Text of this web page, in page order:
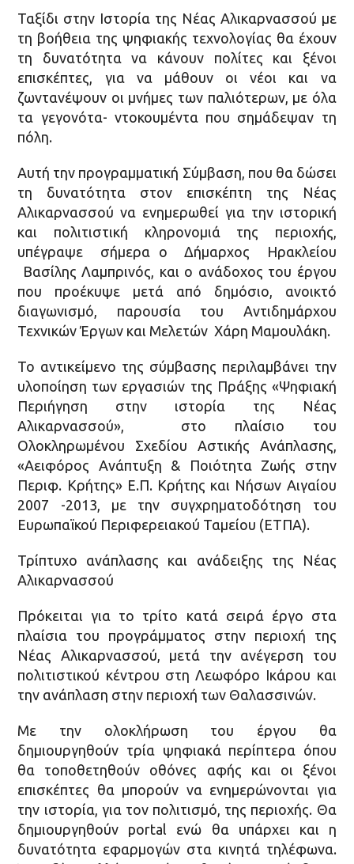
Ταξίδι στην Ιστορία της Νέας Αλικαρνασσού με
τη βοήθεια της ψηφιακής τεχνολογίας θα έχουν
τη δυνατότητα να κάνουν πολίτες και ξένοι
επισκέπτες, για να μάθουν οι νέοι και να
ζωντανέψουν οι μνήμες των παλιότερων, με όλα
τα γεγονότα- ντοκουμέντα που σημάδεψαν τη
πόλη.
Αυτή την προγραμματική Σύμβαση, που θα δώσει
τη δυνατότητα στον επισκέπτη της Νέας
Αλικαρνασσού να ενημερωθεί για την ιστορική
και πολιτιστική κληρονομιά της περιοχής,
υπέγραψε σήμερα ο Δήμαρχος Ηρακλείου
Βασίλης Λαμπρινός, και ο ανάδοχος του έργου
που προέκυψε μετά από δημόσιο, ανοικτό
διαγωνισμό, παρουσία του Αντιδημάρχου
Τεχνικών Έργων και Μελετών Χάρη Μαμουλάκη.
Το αντικείμενο της σύμβασης περιλαμβάνει την
υλοποίηση των εργασιών της Πράξης «Ψηφιακή
Περιήγηση στην ιστορία της Νέας
Αλικαρνασσού», στο πλαίσιο του
Ολοκληρωμένου Σχεδίου Αστικής Ανάπλασης,
«Αειφόρος Ανάπτυξη & Ποιότητα Ζωής στην
Περιφ. Κρήτης» Ε.Π. Κρήτης και Νήσων Αιγαίου
2007 -2013, με την συγχρηματοδότηση του
Ευρωπαϊκού Περιφερειακού Ταμείου (ΕΤΠΑ).
Τρίπτυχο ανάπλασης και ανάδειξης της Νέας
Αλικαρνασσού
Πρόκειται για το τρίτο κατά σειρά έργο στα
πλαίσια του προγράμματος στην περιοχή της
Νέας Αλικαρνασσού, μετά την ανέγερση του
πολιτιστικού κέντρου στη Λεωφόρο Ικάρου και
την ανάπλαση στην περιοχή των Θαλασσινών.
Με την ολοκλήρωση του έργου θα
δημιουργηθούν τρία ψηφιακά περίπτερα όπου
θα τοποθετηθούν οθόνες αφής και οι ξένοι
επισκέπτες θα μπορούν να ενημερώνονται για
την ιστορία, για τον πολιτισμό, της περιοχής. Θα
δημιουργηθούν portal ενώ θα υπάρχει και η
δυνατότητα εφαρμογών στα κινητά τηλέφωνα.